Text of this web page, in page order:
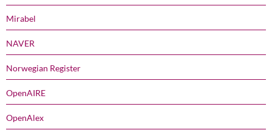
Mirabel
NAVER
Norwegian Register
OpenAIRE
OpenAlex